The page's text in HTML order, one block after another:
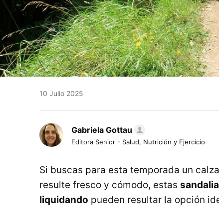
10 Julio 2025
Gabriela Gottau
Editora Senior - Salud, Nutrición y Ejercicio
Si buscas para esta temporada un
resulte fresco y cómodo, estas
liquidando pueden resultar la opción